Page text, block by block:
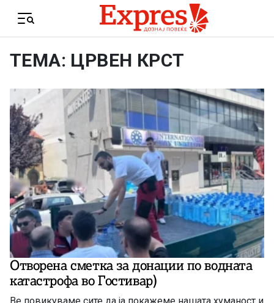
Menu
ТЕМА: ЦРВЕН КРСТ
Отворена сметка за донации по водната
катастрофа во Гостивар)